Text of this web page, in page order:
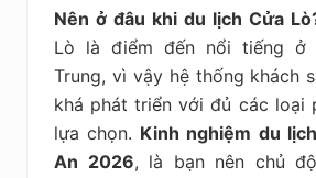
Nên ở đâu khi du lịch Cửa
Lò là điểm đến nổi tiếng ở
Trung, vì vậy hệ thống khách
khá phát triển với đủ các loại
lựa chọn. Kinh nghiệm du
An 2026, là bạn nên chủ